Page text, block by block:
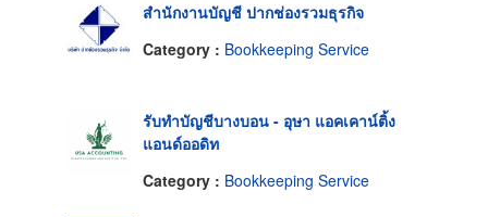
สำนักงานบัญชี ปากช่องรวมธุรกิจ
Category : Bookkeeping Service
รับทำบัญชีบางบอน - อุษา แอคเคาน์ติ้ง
แอนด์ออดิท
Category : Bookkeeping Service